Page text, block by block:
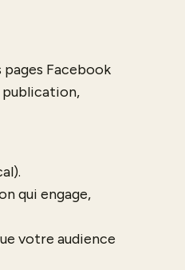
Facebook
publication,
qui engage,
votre audience